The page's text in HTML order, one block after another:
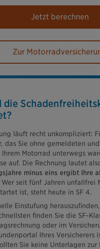
Jetzt berechnen
Zur
die
läuft recht unkompliziert:
das Sie ohne gemeldeten
Ihrem Motorrad unterwegs
auf. Die Rechnung lautet
minus eins ergibt Ihre
Wer seit fünf Jahren unfallfrei
ist, steht heute in SF 4.
Einstufung
finden Sie die SF-
oder im
Ihres Versicherers
Sie keine Unterlagen